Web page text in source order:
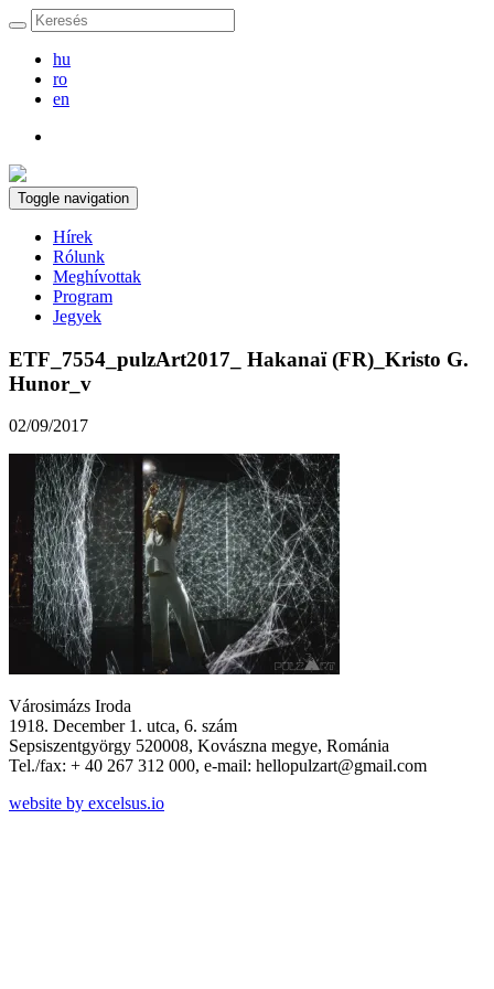
hu
ro
en
Toggle navigation
Hírek
Rólunk
Meghívottak
Program
Jegyek
ETF_7554_pulzArt2017_ Hakanaï (FR)_Kristo G.
Hunor_v
02/09/2017
Városimázs Iroda
1918. December 1. utca, 6. szám
Sepsiszentgyörgy 520008, Kovászna megye, Románia
Tel./fax: + 40 267 312 000, e-mail: hellopulzart@gmail.com
website by excelsus.io